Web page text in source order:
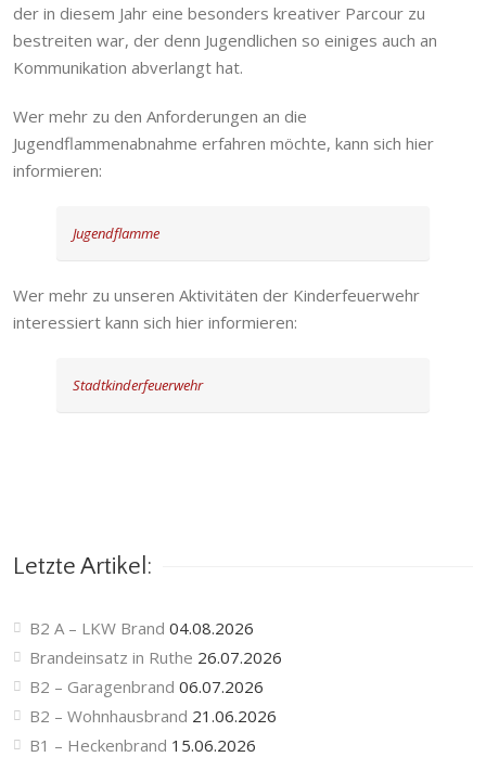
der in diesem Jahr eine besonders kreativer Parcour zu
bestreiten war, der denn Jugendlichen so einiges auch an
Kommunikation abverlangt hat.
Wer mehr zu den Anforderungen an die
Jugendflammenabnahme erfahren möchte, kann sich hier
informieren:
Jugendflamme
Wer mehr zu unseren Aktivitäten der Kinderfeuerwehr
interessiert kann sich hier informieren:
Stadtkinderfeuerwehr
Letzte Artikel:
B2 A – LKW Brand 04.08.2026
Brandeinsatz in Ruthe 26.07.2026
B2 – Garagenbrand 06.07.2026
B2 – Wohnhausbrand 21.06.2026
B1 – Heckenbrand 15.06.2026